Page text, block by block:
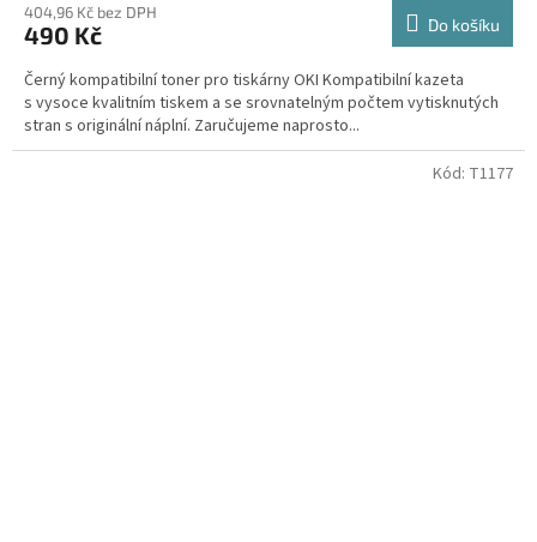
404,96 Kč bez DPH
490 Kč Do košíku
Černý kompatibilní toner pro tiskárny OKI Kompatibilní kazeta
s vysoce kvalitním tiskem a se srovnatelným počtem vytisknutých
stran s originální náplní. Zaručujeme naprosto...
Kód: T1177